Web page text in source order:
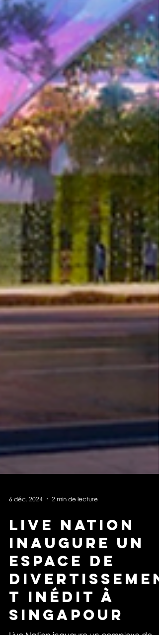
6 déc. 2024 2 min de lecture
Live Nation
inaugure un
espace de
divertissemen